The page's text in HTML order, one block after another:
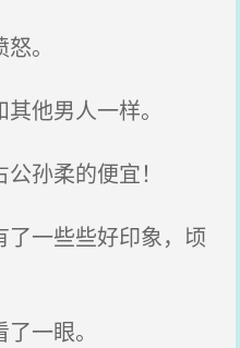
。
他男人一样。
孙柔的便宜！
一些些好印象，顷
一眼。